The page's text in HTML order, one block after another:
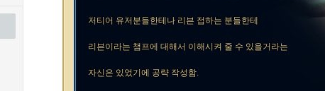
저티어 유저분들한테나 리븐 접하는 분들한테
리븐이라는 챔프에 대해서 이해시켜 줄 수 있을거라는
자신은 있었기에 공략 작성함.